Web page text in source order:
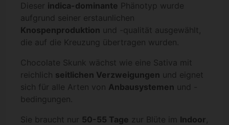
Dieser indica-dominante Phänotyp wurde
aufgrund seiner erstaunlichen
Knospenproduktion und -qualität ausgewählt,
die auf die Kreuzung übertragen wurden.
Chocolate Skunk wächst wie eine Sativa mit
reichlich seitlichen Verzweigungen und eignet
sich für alle Arten von Anbausystemen und -
bedingungen.
Sie braucht nur 50-55 Tage zur Blüte im Indoor